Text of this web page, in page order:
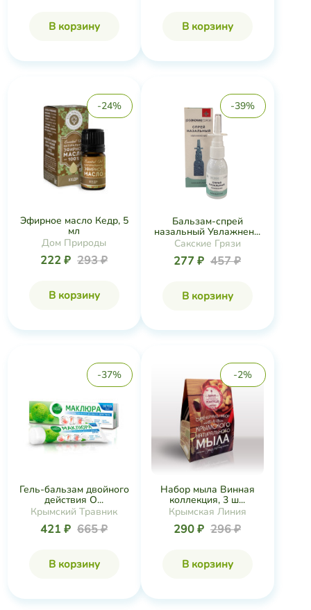
В корзину В корзину
-24%
Эфирное масло Кедр, 5
мл
Дом Природы
222 ₽ 293 ₽
В корзину
-39%
Бальзам-спрей
назальный Увлажнен...
Сакские Грязи
277 ₽ 457 ₽
В корзину
-37%
Гель-бальзам двойного
действия О...
Крымский Травник
421 ₽ 665 ₽
В корзину
-2%
Набор мыла Винная
коллекция, 3 ш...
Крымская Линия
290 ₽ 296 ₽
В корзину